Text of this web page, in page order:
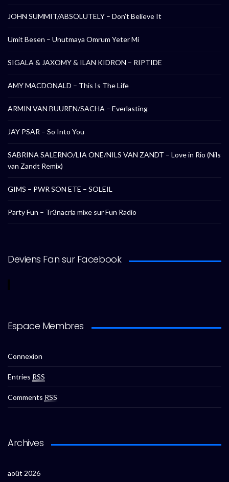
JOHN SUMMIT/ABSOLUTELY – Don’t Believe It
Umit Besen – Unutmaya Omrum Yeter Mi
SIGALA & JAXOMY & ILAN KIDRON – RIPTIDE
AMY MACDONALD – This Is The Life
ARMIN VAN BUUREN/SACHA – Everlasting
JAY PSAR – So Into You
SABRINA SALERNO/LIA ONE/NILS VAN ZANDT – Love in Rio (Nils
van Zandt Remix)
GIMS – PWR SON ETE – SOLEIL
Party Fun – Tr3nacria mixe sur Fun Radio
Deviens Fan sur Facebook
Espace Membres
Connexion
Entries RSS
Comments RSS
Archives
août 2026